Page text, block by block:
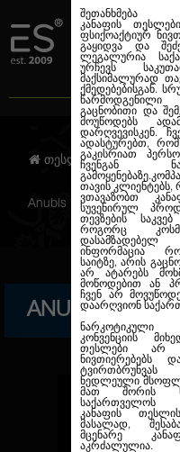
შეთანხმება
კანაფის
ფსიქოაქტიურ
გაყიდვა და
ლეგალურია
ურჩევს
მაქსიმალურად
ქმედებებისგან.
გაცნობითი და
მოუწოდებს
დარღვევისკენ.
ადასტურებთ,
გაკისრიათ
ჩვენგან
თავის კლიენტებს,
ვთავაზობთ
სუვენირულ
თევზების
როგორც
ინფორმაცია
საიტზე, არის
არ ატარებს
მოწოდებით ან
ჩვენ არ
დაარღვიონ
ნარკოტიკული
კონვენციის
თესლები არ
ნივთიერებებს
ნედლეული
მათ შორის
საქართველოს
კანაფის
მასალად,
მცენარე
აკრძალულია.
თესლების კანაფი
Anubis Feminised
ANUBIS